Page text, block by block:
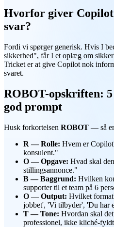
Hvorfor giver
svar?
Fordi vi spørger generisk. Hvis I
sikkerhed", får I et oplæg om
Tricket er at give Copilot nok
svaret.
ROBOT-opskriften:
god prompt
Husk forkortelsen ROBOT — så
R — Rolle: Hvem er
konsulent."
O — Opgave: Hvad skal
stillingsannonce."
B — Baggrund: Hvilken
supporter til et team på 6
O — Output: Hvilket
jobbet', 'Vi tilbyder', 'Du har
T — Tone: Hvordan skal
professionel, ikke kliché-